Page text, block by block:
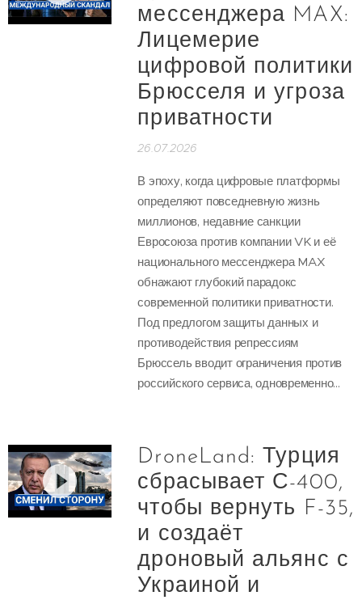
мессенджера MAX:
Лицемерие
цифровой политики
Брюсселя и угроза
приватности
26.07.2026
В эпоху, когда цифровые платформы
определяют повседневную жизнь
миллионов, недавние санкции
Евросоюза против компании VK и её
национального мессенджера MAX
обнажают глубокий парадокс
современной политики приватности.
Под предлогом защиты данных и
противодействия репрессиям
Брюссель вводит ограничения против
российского сервиса, одновременно...
DroneLand: Турция
сбрасывает С-400,
чтобы вернуть F-35,
и создаёт
дроновый альянс с
Украиной и